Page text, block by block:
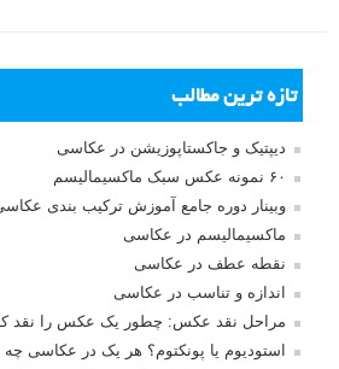
تازه ترین مطالب
دیپتیک و جاکستا‌پوزیشن در عکاسی
۶۰ نمونه عکس سبک ماکسیمالیسم
وبینار دوره جامع آموزش ترکیب بندی
ماکسیمالیسم در عکاسی
نقطه عطف در عکاسی
اندازه و تناسب در عکاسی
مراحل نقد عکس: چطور یک عکس را نقد
استودیوم یا پونکتوم؟ هر یک در عکاسی